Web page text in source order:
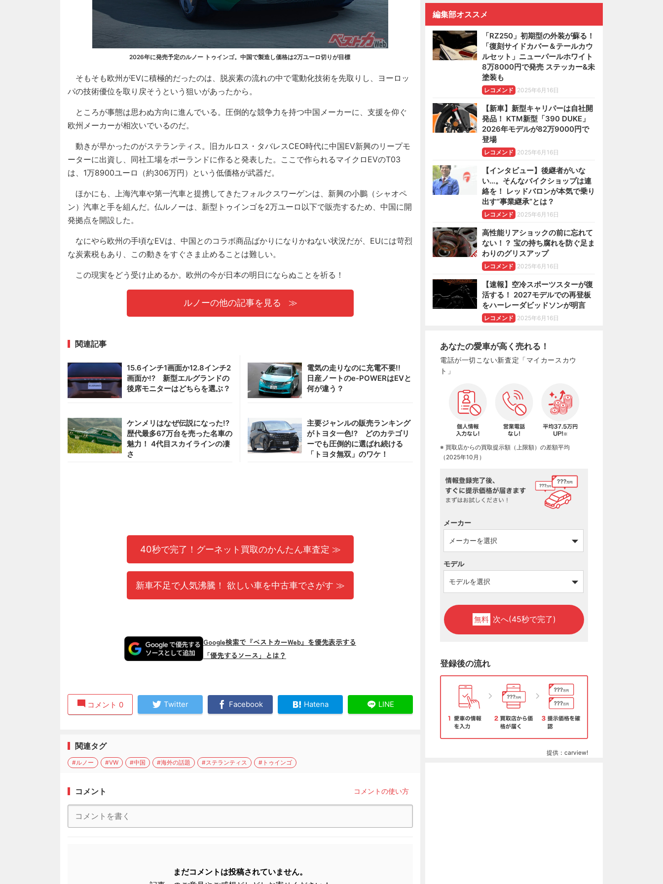
2026年に発売予定のルノー トゥインゴ。中国で製造し価格は2万ユーロ切りが目標
そもそも欧州がEVに積極的だったのは、脱炭素の流れの中で電動化技術を先取りし、ヨーロッ
パの技術優位を取り戻そうという狙いがあったから。
ところが事態は思わぬ方向に進んでいる。圧倒的な競争力を持つ中国メーカーに、支援を仰ぐ
欧州メーカーが相次いでいるのだ。
動きが早かったのがステランティス。旧カルロス・タバレスCEO時代に中国EV新興のリープモ
ーターに出資し、同社工場をポーランドに作ると発表した。ここで作られるマイクロEVのT03
は、1万8900ユーロ（約306万円）という低価格が武器だ。
ほかにも、上海汽車や第一汽車と提携してきたフォルクスワーゲンは、新興の小鵬（シャオペ
ン）汽車と手を組んだ。仏ルノーは、新型トゥインゴを2万ユーロ以下で販売するため、中国に開
発拠点を開設した。
なにやら欧州の手頃なEVは、中国とのコラボ商品ばかりになりかねない状況だが、EUには苛烈
な炭素税もあり、この動きをすぐさま止めることは難しい。
この現実をどう受け止めるか。欧州の今が日本の明日にならぬことを祈る！
ルノーの他の記事を見る
関連記事
15.6インチ1画面か12.8インチ2
画面か!? 新型エルグランドの
後席モニターはどちらを選ぶ？
電気の走りなのに充電不要!!
日産ノートのe-POWERはEVと
何が違う？
ケンメリはなぜ伝説になった!?
歴代最多67万台を売った名車の
魅力！ 4代目スカイラインの凄
さ
主要ジャンルの販売ランキング
がトヨタ一色!? どのカテゴリ
ーでも圧倒的に選ばれ続ける
「トヨタ無双」のワケ！
40秒で完了！グーネット買取のかんたん車査定 ≫
新車不足で人気沸騰！ 欲しい車を中古車でさがす ≫
Google検索で『ベストカーWeb』を優先表示する
「優先するソース」とは？
コメント 0 Twitter Facebook Hatena LINE
関連タグ
#ルノー #VW #中国 #海外の話題 #ステランティス #トゥインゴ
コメント コメントの使い方
まだコメントは投稿されていません。
編集部オススメ
「RZ250」初期型の外装が蘇る！
「復刻サイドカバー＆テールカウ
ルセット」ニューパールホワイト
8万8000円で発売 ステッカー&未
塗装も
レコメンド 2025年6月16日
【新車】新型キャリパーは自社開
発品！ KTM新型「390 DUKE」
2026年モデルが82万9000円で
登場
レコメンド 2025年6月16日
【インタビュー】後継者がいな
い…。そんなバイクショップは連
絡を！ レッドバロンが本気で乗り
出す“事業継承”とは？
レコメンド 2025年6月16日
高性能リアショックの前に忘れて
ない！？ 宝の持ち腐れを防ぐ足ま
わりのグリスアップ
レコメンド 2025年6月16日
【速報】空冷スポーツスターが復
活する！ 2027モデルでの再登板
をハーレーダビッドソンが明言
レコメンド 2025年6月16日
あなたの愛車が高く売れる！
電話が一切こない新査定「マイカースカウ
ト」
※ 買取店からの買取提示額（上限額）の差額平均
（2025年10月）
メーカー
モデル
無料 次へ(45秒で完了)
登録後の流れ
提供：carview!